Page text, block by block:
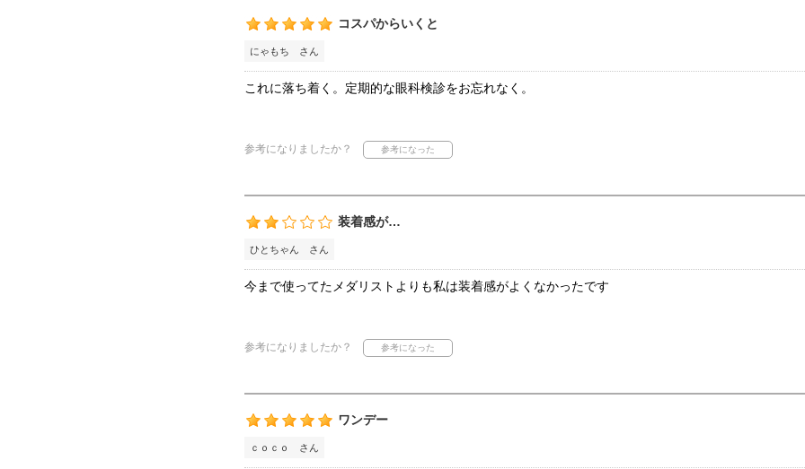
コスパからいくと
にゃもち さん
これに落ち着く。定期的な眼科検診をお忘れなく。
参考になりましたか？
装着感が…
ひとちゃん さん
今まで使ってたメダリストよりも私は装着感がよくなかったです
参考になりましたか？
ワンデー
ｃｏｃｏ さん